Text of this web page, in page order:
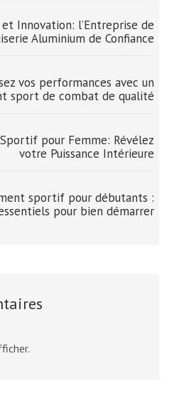
Innovation: l’Entreprise de
Aluminium de Confiance
vos performances avec un
sport de combat de qualité
pour Femme: Révélez
votre Puissance Intérieure
sportif pour débutants :
pour bien démarrer